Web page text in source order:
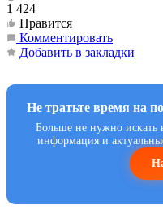
1 424
Нравится
Комментировать
Добавить в закладки
Не тратьте время на
Больше не нужно искать
информация и